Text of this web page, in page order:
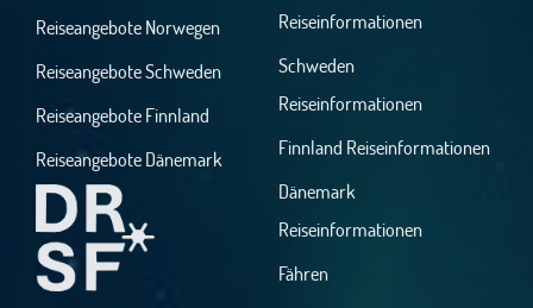
Reiseangebote Norwegen
Reiseangebote Schweden
Reiseangebote Finnland
Reiseangebote Dänemark
Reiseinformationen
Schweden
Reiseinformationen
Finnland Reiseinformationen
Dänemark
Reiseinformationen
Fähren